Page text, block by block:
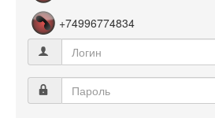
+74996774834